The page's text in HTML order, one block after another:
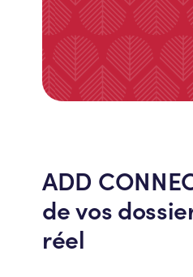
ADD
de vos
réel